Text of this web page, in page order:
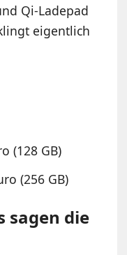
Qi-Ladepad
eigentlich
(128 GB)
(256 GB)
sagen die